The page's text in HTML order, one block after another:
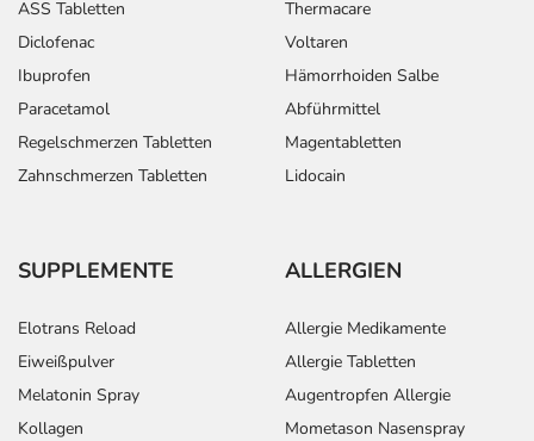
ASS Tabletten
Diclofenac
Ibuprofen
Paracetamol
Regelschmerzen Tabletten
Zahnschmerzen Tabletten
Thermacare
Voltaren
Hämorrhoiden Salbe
Abführmittel
Magentabletten
Lidocain
SUPPLEMENTE
Elotrans Reload
Eiweißpulver
Melatonin Spray
Kollagen
ALLERGIEN
Allergie Medikamente
Allergie Tabletten
Augentropfen Allergie
Mometason Nasenspray